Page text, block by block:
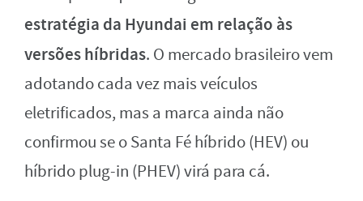
estratégia da Hyundai em relação às
versões híbridas. O mercado brasileiro vem
adotando cada vez mais veículos
eletrificados, mas a marca ainda não
confirmou se o Santa Fé híbrido (HEV) ou
híbrido plug-in (PHEV) virá para cá.